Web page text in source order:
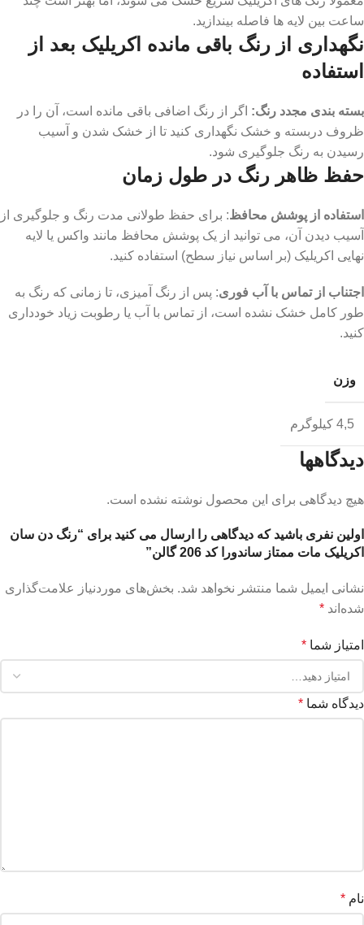
ساعت بین لایه‌ ها فاصله بیندازید.
نگهداری از رنگ باقی مانده اکریلیک بعد از
استفاده
بسته بندی مجدد رنگ: اگر از رنگ اضافی باقی مانده است، آن را در
ظروف دربسته و خشک نگهداری کنید تا از خشک شدن و آسیب
رسیدن به رنگ جلوگیری شود.
حفظ ظاهر رنگ در طول زمان
استفاده از پوشش محافظ: برای حفظ طولانی ‌مدت رنگ و جلوگیری از
آسیب دیدن آن، می ‌توانید از یک پوشش محافظ مانند واکس یا لایه
نهایی اکریلیک (بر اساس نیاز سطح) استفاده کنید.
اجتناب از تماس با آب فوری: پس از رنگ‌ آمیزی، تا زمانی که رنگ به
‌طور کامل خشک نشده است، از تماس با آب یا رطوبت زیاد خودداری
کنید.
وزن
4,5 کیلوگرم
دیدگاهها
هیچ دیدگاهی برای این محصول نوشته نشده است.
اولین نفری باشید که دیدگاهی را ارسال می کنید برای “رنگ دن سان
اکریلیک مات ممتاز ساندورا کد 206 گالن”
نشانی ایمیل شما منتشر نخواهد شد. بخش‌های موردنیاز علامت‌گذاری
شده‌اند *
امتیاز شما *
دیدگاه شما *
نام *